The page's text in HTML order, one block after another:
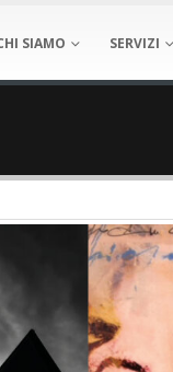
SIAMO SERVIZI